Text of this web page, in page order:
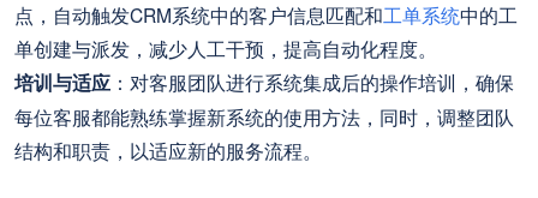
点，自动触发CRM系统中的客户信息匹配和工单系统中的工
单创建与派发，减少人工干预，提高自动化程度。
培训与适应 ：对客服团队进行系统集成后的操作培训，确保
每位客服都能熟练掌握新系统的使用方法，同时，调整团队
结构和职责，以适应新的服务流程。